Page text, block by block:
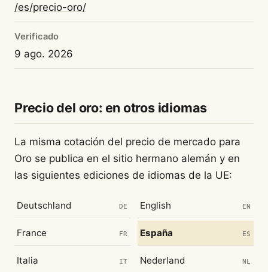
/es/precio-oro/
Verificado
9 ago. 2026
Precio del oro: en otros idiomas
La misma cotación del precio de mercado para
Oro se publica en el sitio hermano alemán y en
las siguientes ediciones de idiomas de la UE:
Deutschland DE English EN
France FR España ES
Italia IT Nederland NL